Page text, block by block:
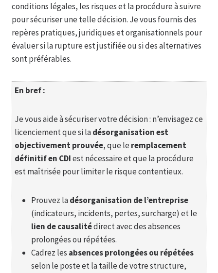
conditions légales, les risques et la procédure à suivre
pour sécuriser une telle décision. Je vous fournis des
repères pratiques, juridiques et organisationnels pour
évaluer si la rupture est justifiée ou si des alternatives
sont préférables.
En bref :
Je vous aide à sécuriser votre décision : n’envisagez ce
licenciement que si ladésorganisation est
objectivement prouvée, que le remplacement
définitif en CDIest nécessaire et que la procédure
est maîtrisée pour limiter le risque contentieux.
Prouvez ladésorganisation de l’entreprise
(indicateurs, incidents, pertes, surcharge) et le
lien de causalitédirect avec des absences
prolongées ou répétées.
Cadrez les absences prolongées ou répétées
selon le poste et la taille de votre structure,